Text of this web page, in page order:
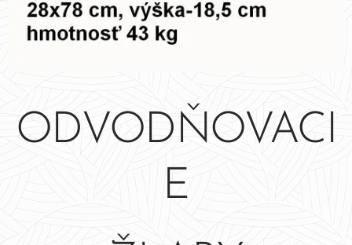
ODVODŇOVACI
E